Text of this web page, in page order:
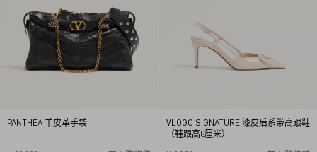
PANTHEA 羊皮革手袋
VLOGO SIGNATURE 漆皮后系带高跟鞋
（鞋跟高8厘米）